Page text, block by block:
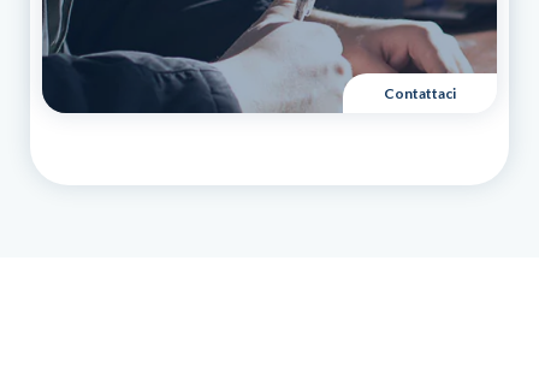
Contattaci